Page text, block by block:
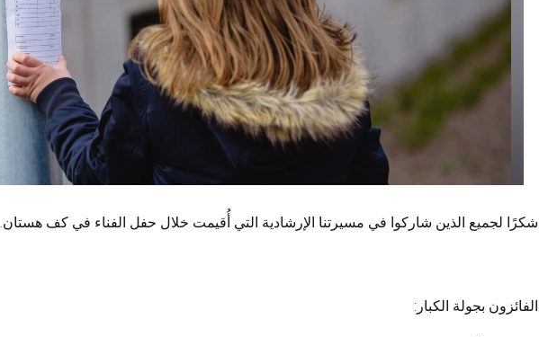
شكرًا لجميع الذين شاركوا في مسيرتنا الإرشادية التي أُقيمت خلال حفل الفناء في كف هستان.
الفائزون بجولة الكبار: